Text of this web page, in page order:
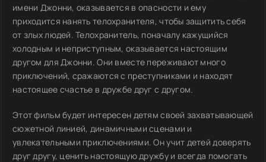
имени Джонни, оказывается в опасности и ему
приходится нанять телохранителя, чтобы защитить себя
от злых людей. Телохранитель, поначалу кажущийся
холодным и неприступным, оказывается настоящим
другом для Джонни. Они вместе переживают много
приключений, сражаются с преступниками и находят
настоящее счастье в дружбе друг с другом.
Этот фильм будет интересен детям своей захватывающей
сюжетной линией, динамичными сценами и
увлекательными приключениями. Он учит детей доверять
друг другу, ценить настоящую дружбу и всегда помогать